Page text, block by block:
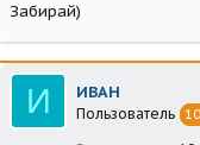
Забирай)
И ИВАН
Пользователь